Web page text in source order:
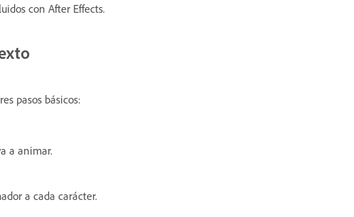
con After Effects.
pasos básicos:
a animar.
a cada carácter.